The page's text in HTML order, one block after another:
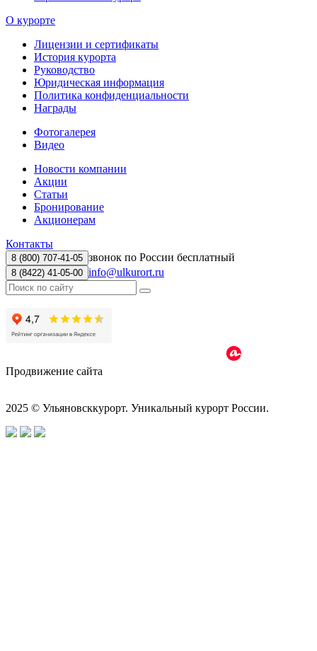
О курорте
Лицензии и сертификаты
История курорта
Руководство
Юридическая информация
Политика конфиденциальности
Награды
Фотогалерея
Видео
Новости компании
Акции
Статьи
Бронирование
Акционерам
Контакты
8 (800) 707-41-05 звонок по России бесплатный
8 (8422) 41-05-00 info@ulkurort.ru
Продвижение сайта
2025 © Ульяновсккурорт. Уникальный курорт России.